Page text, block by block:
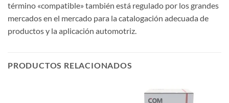
término «compatible» también está regulado por los grandes
mercados en el mercado para la catalogación adecuada de
productos y la aplicación automotriz.
PRODUCTOS RELACIONADOS